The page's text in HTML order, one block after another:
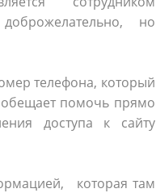
доброжелательно, но
телефона, который
обещает помочь прямо
доступа к сайту
которая там